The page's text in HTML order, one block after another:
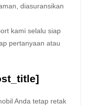
diasuransikan
kami selalu siap
pertanyaan atau
Anda tetap retak